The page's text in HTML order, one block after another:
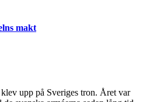
makt
upp på Sveriges tron. Året var